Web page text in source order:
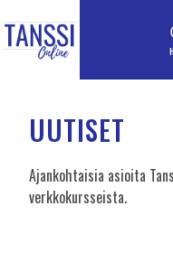
UUTISET
Ajankohtaisia asioita
verkkokursseista.